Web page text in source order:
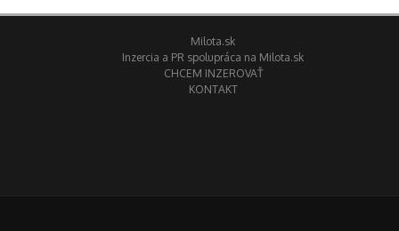
Milota.sk
Inzercia a PR spolupráca na Milota.sk
CHCEM INZEROVAŤ
KONTAKT